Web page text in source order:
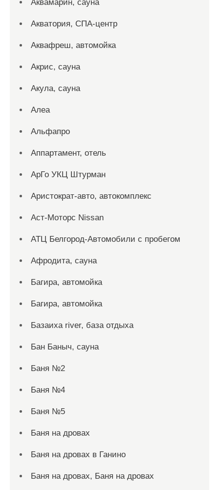
Аквамарин, сауна
Акватория, СПА-центр
Аквафреш, автомойка
Акрис, сауна
Акула, сауна
Алеа
Альфапро
Аппартамент, отель
АрГо УКЦ Штурман
Аристократ-авто, автокомплекс
Аст-Моторс Nissan
АТЦ Белгород-Автомобили с пробегом
Афродита, сауна
Багира, автомойка
Багира, автомойка
Базаиха river, база отдыха
Бан Баныч, сауна
Баня №2
Баня №4
Баня №5
Баня на дровах
Баня на дровах в Ганино
Баня на дровах, Баня на дровах